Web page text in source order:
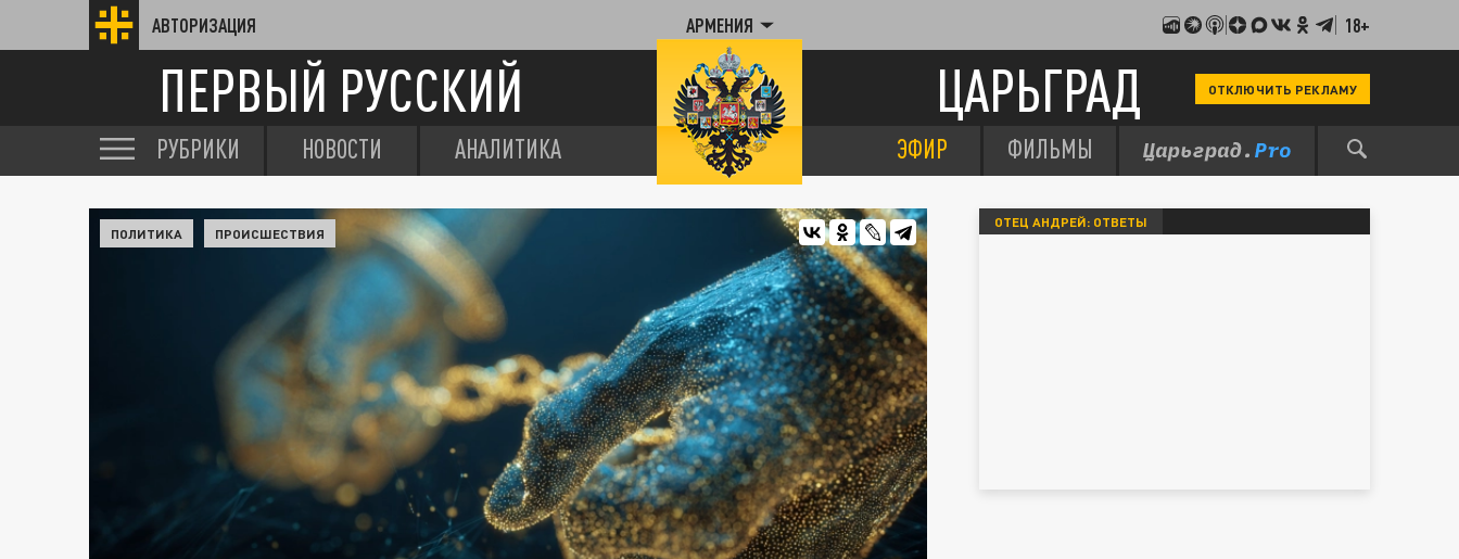
АВТОРИЗАЦИЯ АРМЕНИЯ 18+
ПЕРВЫЙ РУССКИЙ ЦАРЬГРАД ОТКЛЮЧИТЬ РЕКЛАМУ
РУБРИКИ НОВОСТИ АНАЛИТИКА ЭФИР ФИЛЬМЫ
ПОЛИТИКА ПРОИСШЕСТВИЯ
ОТЕЦ АНДРЕЙ: ОТВЕТЫ